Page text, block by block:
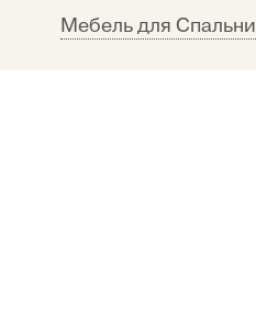
Мебель для Спальни